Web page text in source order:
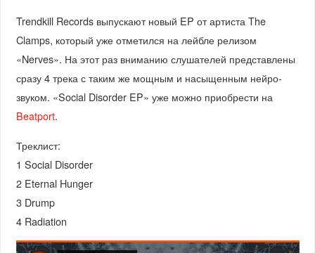
Trendkill Records выпускают новый EP от артиста The
Clamps, который уже отметился на лейбле релизом
«Nerves». На этот раз вниманию слушателей представлены
сразу 4 трека с таким же мощным и насыщенным нейро-
звуком. «Social Disorder EP» уже можно приобрести на
Beatport.
Треклист:
1 Social Disorder
2 Eternal Hunger
3 Drump
4 Radiation